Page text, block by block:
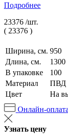
Подробнее
23376 /шт.
( 23376 )
Ширина, см. 950
Длина, см.
1300
В упаковке
100
Материал
ПВД
Цвет
На
Онлайн-оплата
Узнать цену